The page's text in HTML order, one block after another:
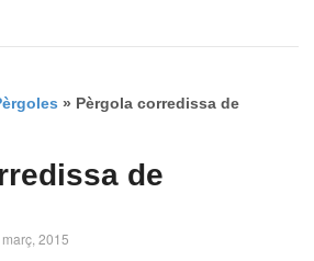
» Pèrgola corredissa de
de
2015